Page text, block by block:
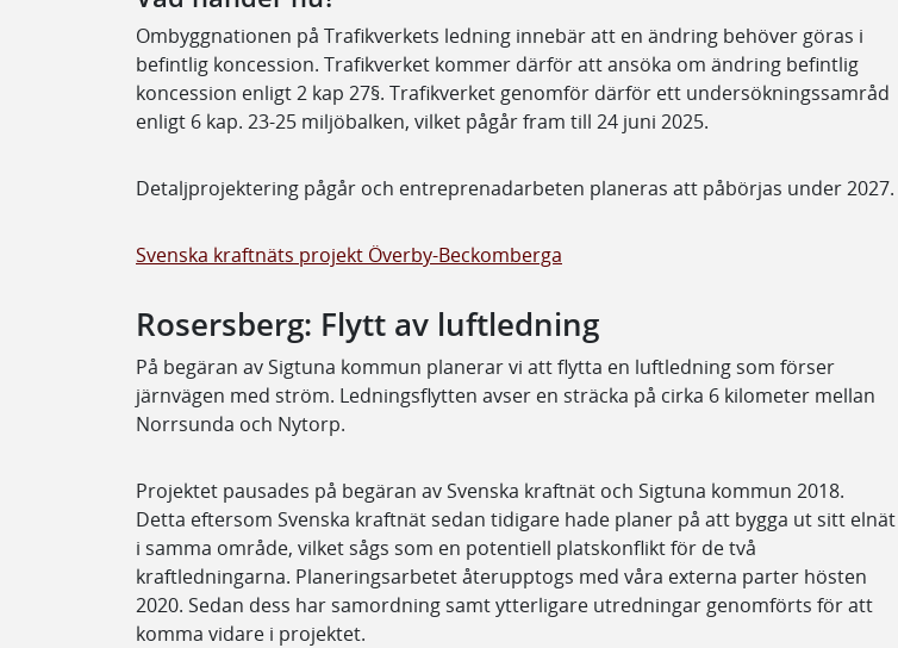
Ombyggnationen på Trafikverkets ledning innebär att en ändring behöver göras i
befintlig koncession. Trafikverket kommer därför att ansöka om ändring befintlig
koncession enligt 2 kap 27§. Trafikverket genomför därför ett undersökningssamråd
enligt 6 kap. 23-25 miljöbalken, vilket pågår fram till 24 juni 2025.
Detaljprojektering pågår och entreprenadarbeten planeras att påbörjas under 2027.
Svenska kraftnäts projekt Överby-Beckomberga
Rosersberg: Flytt av luftledning
På begäran av Sigtuna kommun planerar vi att flytta en luftledning som förser
järnvägen med ström. Ledningsflytten avser en sträcka på cirka 6 kilometer mellan
Norrsunda och Nytorp.
Projektet pausades på begäran av Svenska kraftnät och Sigtuna kommun 2018.
Detta eftersom Svenska kraftnät sedan tidigare hade planer på att bygga ut sitt elnät
i samma område, vilket sågs som en potentiell platskonflikt för de två
kraftledningarna. Planeringsarbetet återupptogs med våra externa parter hösten
2020. Sedan dess har samordning samt ytterligare utredningar genomförts för att
komma vidare i projektet.